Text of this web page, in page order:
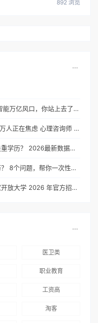
892 浏览
国家关注的赛道 人工智能万亿风口，你站上去了吗？
焦虑已成国民病 5000万人正在焦虑 心理咨询师 130万缺口等你填
专科到底是重技能还是重学历？ 2026最新数据，说得很清楚了
专科重技能还是重学历？ 8个问题，帮你一次性想清楚
学历提升新通道！国家开放大学 2026 年官方招生简章正式出炉
医卫类
职业教育
工资高
淘客